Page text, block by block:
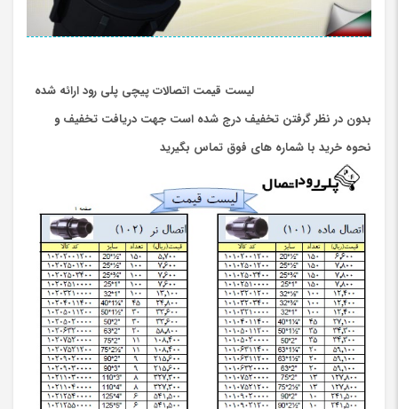
لیست قیمت اتصالات پیچی پلی رود ارائه شده
بدون در نظر گرفتن تخفیف درج شده است جهت دریافت تخفیف و
نحوه خرید با شماره های فوق تماس بگیرید